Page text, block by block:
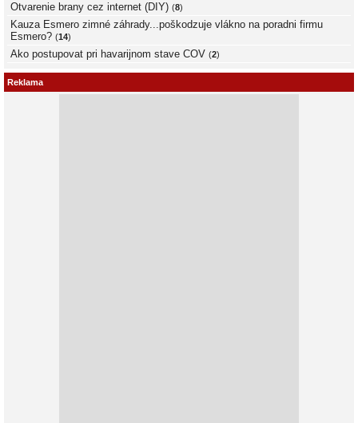
Otvarenie brany cez internet (DIY) (8)
Kauza Esmero zimné záhrady...poškodzuje vlákno na poradni firmu
Esmero? (14)
Ako postupovat pri havarijnom stave COV (2)
Reklama